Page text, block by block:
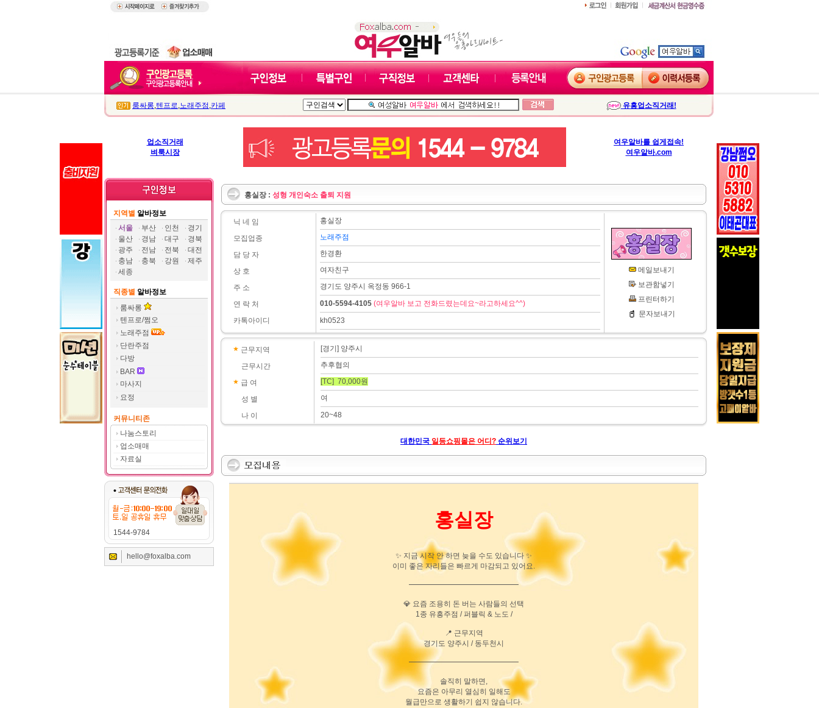
룸싸롱,텐프로,노래주점 ,카페 유흥업소직거래!
업소직거래
벼룩시장
여우알바를 쉽게접속!
여우알바.com
지역별 알바정보
서울
부산 인천
경기
울산
경남 대구
경북
광주
전남 전북
대전
충남
충북 강원
제주
세종
직종별 알바정보
룸싸롱
텐프로/쩜오
노래주점
단란주점
다방
BAR
마사지
요정
커뮤니티존
나눔스토리
업소매매
자료실
1544-9784
hello@foxalba.com
홍실장 : 성형 개인숙소 출퇴 지원
닉 네 임
모집업종
담 당 자
상 호
주 소
연 락 처
카톡아이디
홍실장
노래주점
한경환
여자친구
경기도 양주시 옥정동 966-1
010-5594-4105 (여우알바 보고 전화드렸는데요~라고하세요^^)
kh0523
메일보내기
보관함넣기
프린터하기
문자보내기
근무지역
근무시간
급 여
성 별
나 이
[경기] 양주시
추후협의
[TC] 70,000원
여
20~48
대한민국 일등쇼핑몰은 어디? 순위보기
홍실장
✨ 지금 시작 안 하면 늦을 수도 있습니다 ✨
이미 좋은 자리들은 빠르게 마감되고 있어요.
━━━━━━━━━━━━━━━
💎 요즘 조용히 돈 버는 사람들의 선택
1종 유흥주점 / 퍼블릭 & 노도 /
📍 근무지역
경기도 양주시 / 동두천시
━━━━━━━━━━━━━━━
솔직히 말하면,
요즘은 아무리 열심히 일해도
월급만으로 생활하기 쉽지 않습니다.